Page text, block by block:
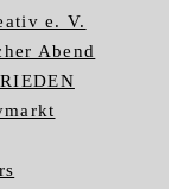
e. V.
Abend